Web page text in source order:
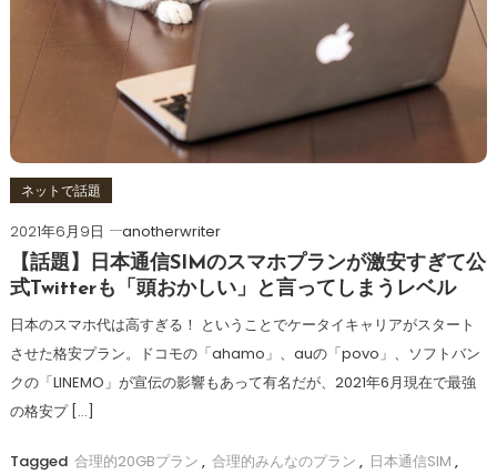
ネットで話題
2021年6月9日
anotherwriter
【話題】日本通信SIMのスマホプランが激安すぎて公
式Twitterも「頭おかしい」と言ってしまうレベル
日本のスマホ代は高すぎる！ ということでケータイキャリアがスタート
させた格安プラン。ドコモの「ahamo」、auの「povo」、ソフトバン
クの「LINEMO」が宣伝の影響もあって有名だが、2021年6月現在で最強
の格安プ […]
Tagged 合理的20GBプラン , 合理的みんなのプラン , 日本通信SIM ,